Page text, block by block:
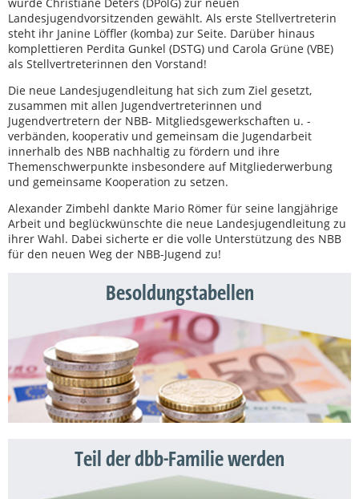
Besoldungstabellen
Teil der dbb-Familie werden
Landesjugendvorsitzenden gewählt. Als erste Stellvertreterin
steht ihr Janine Löffler (komba) zur Seite. Darüber hinaus
komplettieren Perdita Gunkel (DSTG) und Carola Grüne (VBE)
als Stellvertreterinnen den Vorstand!
Die neue Landesjugendleitung hat sich zum Ziel gesetzt,
zusammen mit allen Jugendvertreterinnen und
Jugendvertretern der NBB- Mitgliedsgewerkschaften u. -
verbänden, kooperativ und gemeinsam die Jugendarbeit
innerhalb des NBB nachhaltig zu fördern und ihre
Themenschwerpunkte insbesondere auf Mitgliederwerbung
und gemeinsame Kooperation zu setzen.
Alexander Zimbehl dankte Mario Römer für seine langjährige
Arbeit und beglückwünschte die neue Landesjugendleitung zu
ihrer Wahl. Dabei sicherte er die volle Unterstützung des NBB
für den neuen Weg der NBB-Jugend zu!